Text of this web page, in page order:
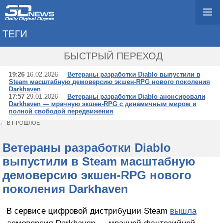
ТЕГИ
БЫСТРЫЙ ПЕРЕХОД
19:26 16.02.2026
Ветераны разработки Diablo выпустили в
Steam масштабную демоверсию экшен-RPG нового поколения
Darkhaven
17:57 29.01.2026
Ветераны разработки Diablo анонсировали
Darkhaven — мрачную экшен-RPG с динамичным миром и
полной свободой передвижения
← В ПРОШЛОЕ
Ветераны разработки Diablo
выпустили в Steam масштабную
демоверсию экшен-RPG нового
поколения Darkhaven
В сервисе цифровой дистрибуции Steam вышла